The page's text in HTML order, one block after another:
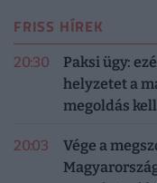
FRISS HÍREK
20:30
Paksi ügy:
helyzetet a
megoldás kell
20:03
Vége a